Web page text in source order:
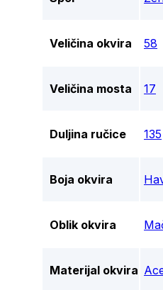
Veličina okvira 58
Veličina mosta 17
Duljina ručice 135
Boja okvira
Oblik okvira
Materijal okvira